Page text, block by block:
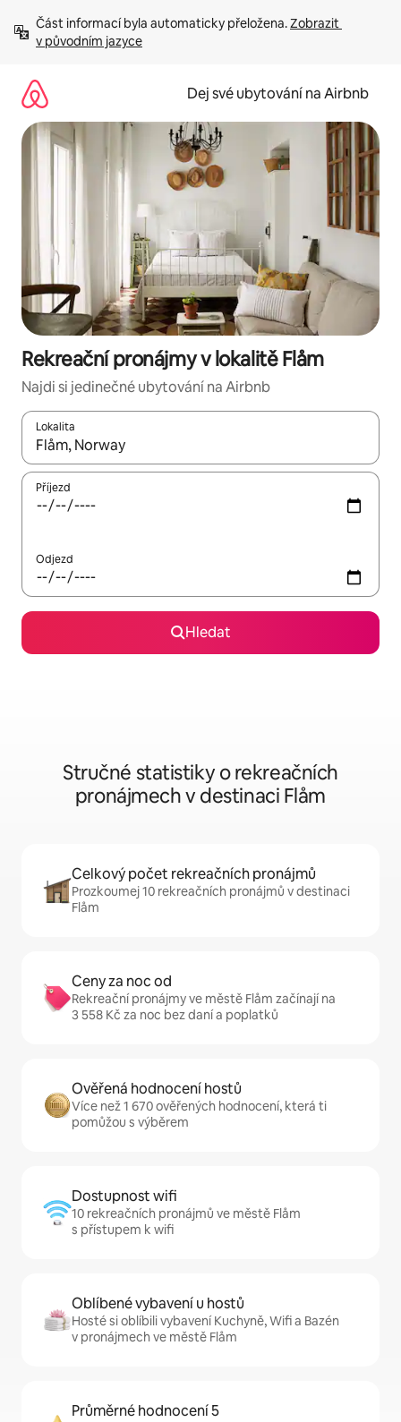
obsah
Část informací byla automaticky přeložena. Zobrazit
v původním jazyce
Dej své ubytování na Airbnb
Rekreační pronájmy v lokalitě Flåm
Najdi si jedinečné ubytování na Airbnb
Lokalita
Až budou výsledky k dispozici, můžeš si je procházet pomocí
Příjezd
Odjezd
Hledat
Stručné statistiky o rekreačních
pronájmech v destinaci Flåm
Celkový počet rekreačních pronájmů
Prozkoumej 10 rekreačních pronájmů v destinaci
Flåm
Ceny za noc od
Rekreační pronájmy ve městě Flåm začínají na
3 558 Kč za noc bez daní a poplatků
Ověřená hodnocení hostů
Více než 1 670 ověřených hodnocení, která ti
pomůžou s výběrem
Dostupnost wifi
10 rekreačních pronájmů ve městě Flåm
s přístupem k wifi
Oblíbené vybavení u hostů
Hosté si oblíbili vybavení Kuchyně, Wifi a Bazén
v pronájmech ve městě Flåm
Průměrné hodnocení 5